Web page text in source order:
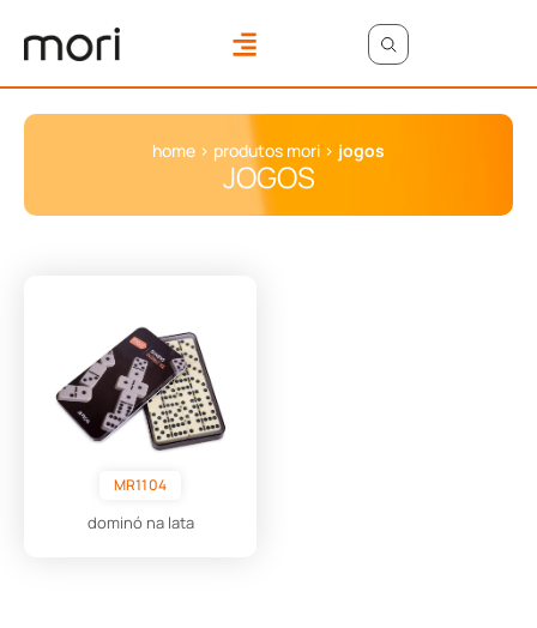
home > produtos mori > jogos
JOGOS
MR1104
dominó na lata